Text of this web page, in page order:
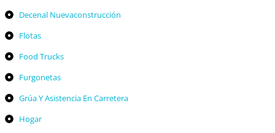
Decenal Nuevaconstrucción
Flotas
Food Trucks
Furgonetas
Grúa Y Asistencia En Carretera
Hogar